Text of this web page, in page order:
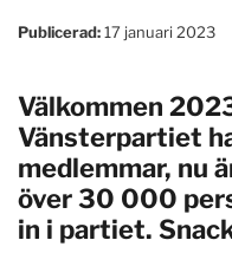
Publicerad:17 januari 2023
Välkommen
Vänsterpartiet
medlemmar, nu
över 30 000
in i partiet.